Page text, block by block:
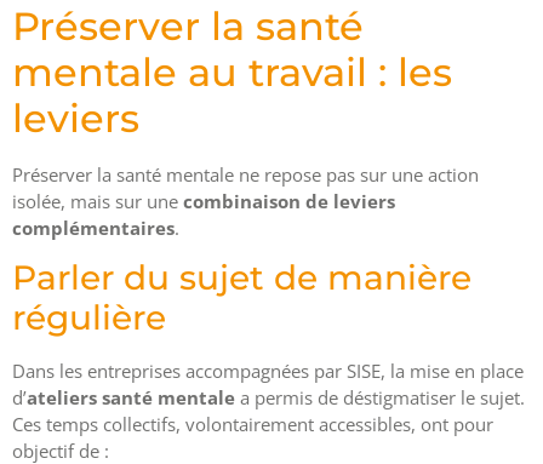
Préserver la santé
mentale au travail : les
leviers
Préserver la santé mentale ne repose pas sur une action
isolée, mais sur une combinaison de leviers
complémentaires.
Parler du sujet de manière
régulière
Dans les entreprises accompagnées par SISE, la mise en place
d’ateliers santé mentale a permis de déstigmatiser le sujet.
Ces temps collectifs, volontairement accessibles, ont pour
objectif de :